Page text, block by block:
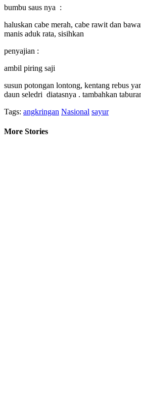
bumbu saus nya :
haluskan cabe merah, cabe rawit dan
manis aduk rata, sisihkan
penyajian :
ambil piring saji
susun potongan lontong, kentang rebus
daun seledri diatasnya . tambahkan
Tags: angkringan Nasional sayur
More Stories